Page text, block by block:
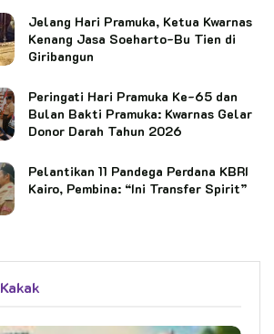
Jelang Hari Pramuka, Ketua Kwarnas
Kenang Jasa Soeharto-Bu Tien di
Giribangun
Peringati Hari Pramuka Ke-65 dan
Bulan Bakti Pramuka: Kwarnas Gelar
Donor Darah Tahun 2026
Pelantikan 11 Pandega Perdana KBRI
Kairo, Pembina: “Ini Transfer Spirit”
Kakak